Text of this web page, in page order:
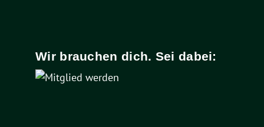
Wir brauchen dich. Sei dabei: